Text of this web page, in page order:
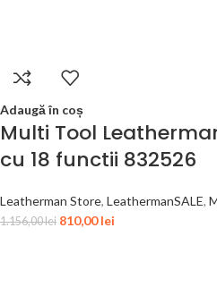
Adaugă în coș
Multi Tool
cu 18 functii 832526
Leatherman Store, LeathermanSALE,
1.156,00lei 810,00lei